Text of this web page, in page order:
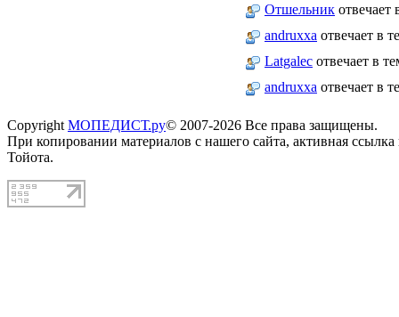
Отшельник отвечает
andruxxa отвечает в
Latgalec отвечает в
andruxxa отвечает в
Copyright МОПЕДИСТ.ру© 2007-2026 Все права защищены.
При копировании материалов с нашего сайта, активная
Тойота.